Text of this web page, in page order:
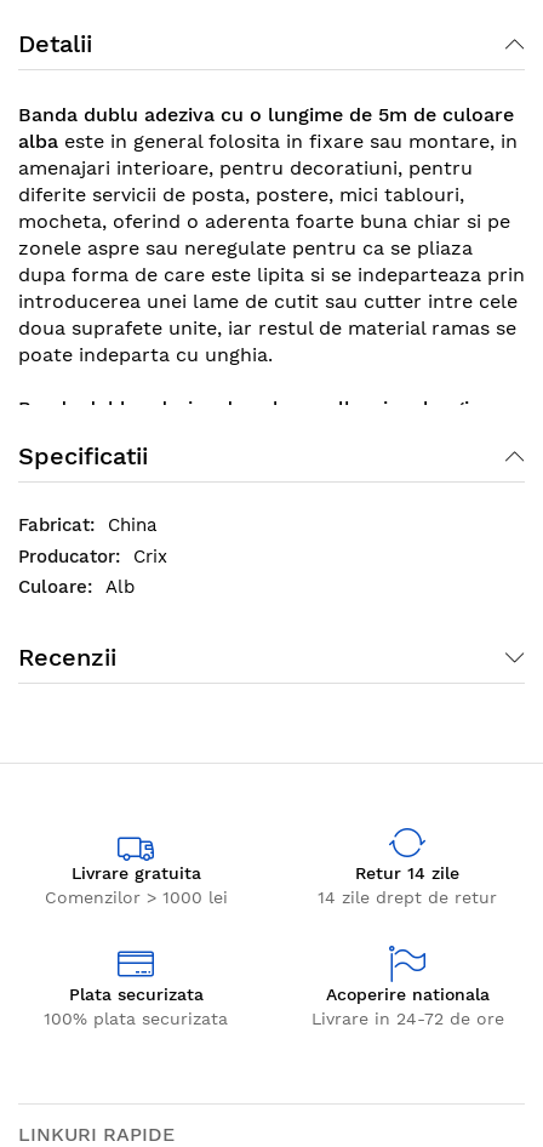
Detalii
Banda dublu adeziva cu o lungime de 5m de culoare
alba este in general folosita in fixare sau montare, in
amenajari interioare, pentru decoratiuni, pentru
diferite servicii de posta, postere, mici tablouri,
mocheta, oferind o aderenta foarte buna chiar si pe
zonele aspre sau neregulate pentru ca se pliaza
dupa forma de care este lipita si se indeparteaza prin
introducerea unei lame de cutit sau cutter intre cele
doua suprafete unite, iar restul de material ramas se
poate indeparta cu unghia.
Banda dublu adeziva de culoare alba si cu lungimea
un adeziv pe baza de cauciuc sintetic, pe ambele fete
ale benzii, si se aplica pe suprafete curate si uscate
pentru a obtine o fixare optima.
Specificatii:
Lungime banda: 5 m
Specificatii
China
Crix
Alb
Recenzii
Livrare gratuita
Comenzilor > 1000 lei
Retur 14 zile
14 zile drept de retur
Plata securizata
100% plata securizata
Acoperire nationala
Livrare in 24-72 de ore
LINKURI RAPIDE